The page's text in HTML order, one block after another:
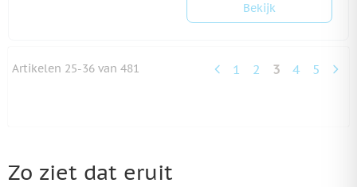
Bekijk
Artikelen 25-36 van 481 Pagina
1 Pagina
2 U lees
3 Pagina
4 Pagina
5
Zo ziet dat eruit